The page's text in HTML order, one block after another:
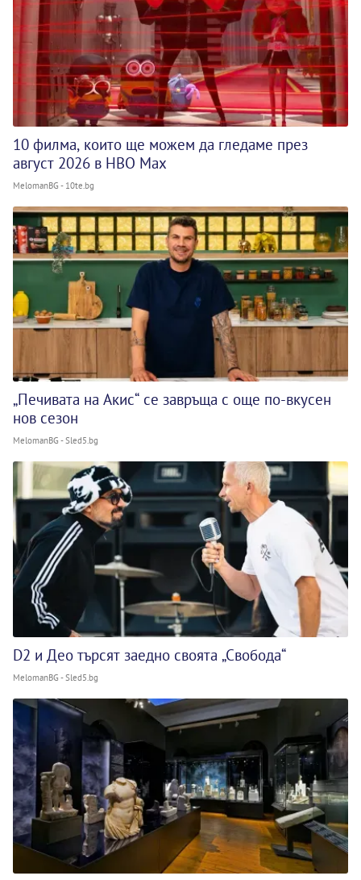
10 филма, които ще можем да гледаме през
август 2026 в HBO Max
MelomanBG - 10te.bg
„Печивата на Акис“ се завръща с още по-вкусен
нов сезон
MelomanBG - Sled5.bg
D2 и Део търсят заедно своята „Свобода“
MelomanBG - Sled5.bg